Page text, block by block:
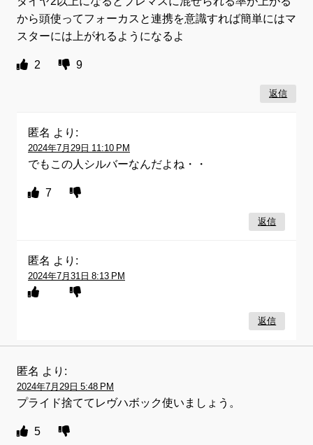
から頭使ってフォーカスと連携を意識すれば簡単にはマ
スターには上がれるようになるよ
2 9
返信
匿名 より:
2024年7月29日 11:10 PM
でもこの人シルバーなんだよね・・
7
返信
匿名 より:
2024年7月31日 8:13 PM
返信
匿名 より:
2024年7月29日 5:48 PM
プライド捨ててレヴハボック使いましょう。
5